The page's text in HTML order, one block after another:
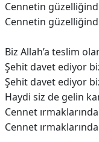
Cennetin
Cennetin
Biz Allah’a teslim
Şehit davet ediyor
Şehit davet ediyor
Haydi siz de gelin
Cennet
Cennet